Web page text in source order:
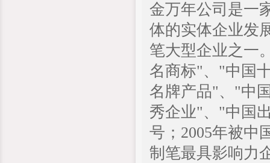
金万年公司是一
体的实体企业发
笔大型企业之一
名商标"、"中国
名牌产品"、"中
秀企业"、"中国
号；2005年被中
制笔最具影响力